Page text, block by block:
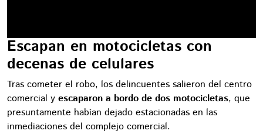
Escapan en motocicletas con
decenas de celulares
Tras cometer el robo, los delincuentes salieron del centro
comercial y escaparon a bordo de dos motocicletas, que
presuntamente habían dejado estacionadas en las
inmediaciones del complejo comercial.